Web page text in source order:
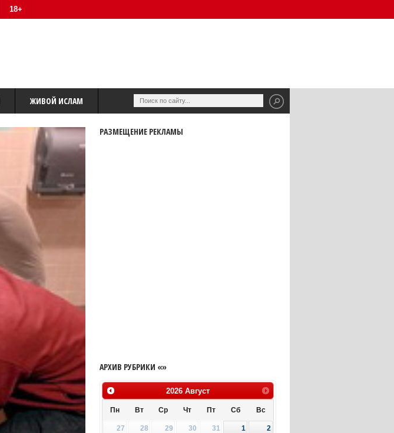
18+
ЖИВОЙ ИСЛАМ
РАЗМЕЩЕНИЕ РЕКЛАМЫ
АРХИВ РУБРИКИ «»
2026 Август
Пн Вт Ср Чт Пт Сб Вс
27 28 29 30 31 1
2